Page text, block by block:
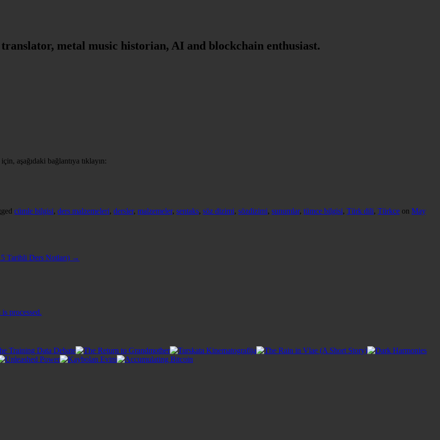
metal music historian, AI and blockchain enthusiast.
aşağıdaki bağlantıya tıklayın:
cümle bilgisi, ders malzemeleri, dersler, malzemeler, sentaks, söz dizimi, sözdizimi, sunumlar, tümce bilgisi, Türk dili, Türkçe on May
Tarihli Ders Notları) →
processed.